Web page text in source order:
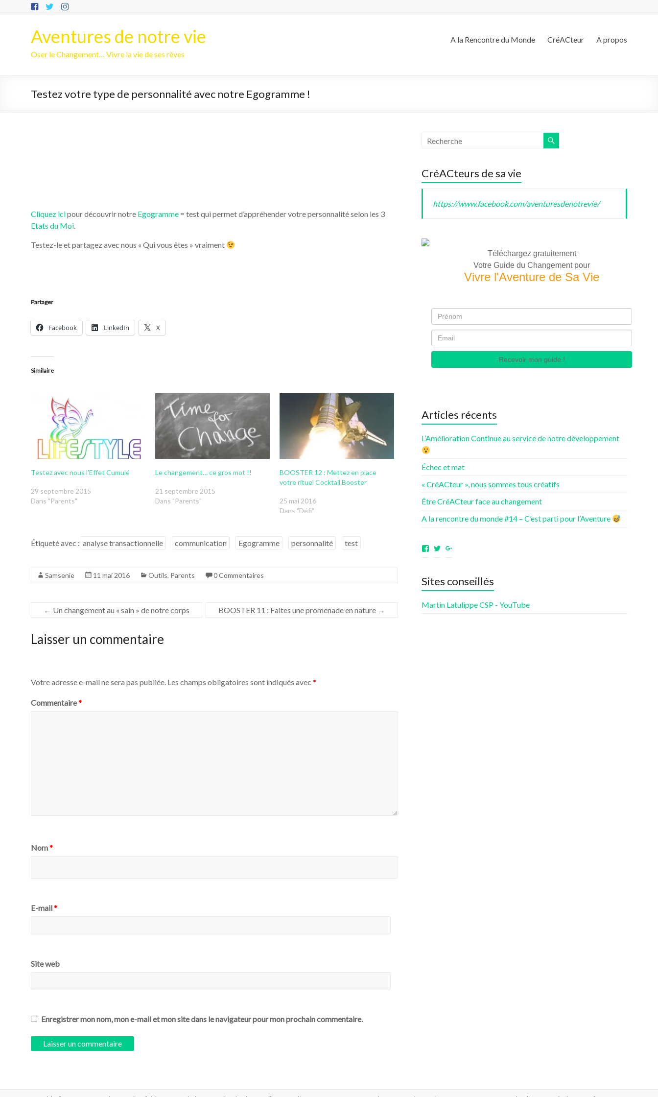
Aventures de notre vie
Oser le Changement… Vivre la vie de ses rêves
A la Rencontre du Monde CréACteur A propos
Testez votre type de personnalité avec notre Egogramme !
Cliquez icipour découvrir notre Egogramme = test qui permet d’appréhender votre personnalité selon les 3
Etats du Moi.
Testez-le et partagez avec nous « Qui vous êtes » vraiment
Partager
Facebook LinkedIn X
Similaire
Testez avec nous l’Effet Cumulé
29 septembre 2015
Dans "Parents"
Le changement… ce gros mot !!
21 septembre 2015
Dans "Parents"
BOOSTER 12 : Mettez en place
votre rituel Cocktail Booster
25 mai 2016
Dans "Défi"
Étiqueté avec : analyse transactionnelle communication Egogramme personnalité test
Samsenie 11 mai 2016 Outils, Parents 0 Commentaires
← Un changement au « sain » de notre corps BOOSTER 11 : Faites une promenade en nature →
Laisser un commentaire
Votre adresse e-mail ne sera pas publiée. Les champs obligatoires sont indiqués avec *
Commentaire*
Nom*
E-mail*
Site web
Enregistrer mon nom, mon e-mail et mon site dans le navigateur pour mon prochain commentaire.
CréACteurs de sa vie
https://www.facebook.com/aventuresdenotrevie/
Téléchargez gratuitement
Votre Guide du Changement pour
Vivre l'Aventure de Sa Vie
Recevoir mon guide !
Articles récents
L’Amélioration Continue au service de notre développement
Échec et mat
« CréACteur », nous sommes tous créatifs
Être CréACteur face au changement
A la rencontre du monde #14 – C’est parti pour l’Aventure
Voir
aventuresdenotrevie
sur
Voir
Samsenie
sur
samsenie
sur
Sites conseillés
Martin Latulippe CSP - YouTube